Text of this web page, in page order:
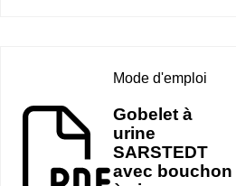
Mode d'emploi
Gobelet à
urine
SARSTEDT
avec bouchon